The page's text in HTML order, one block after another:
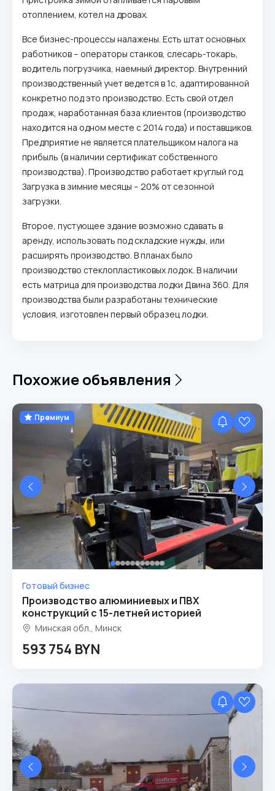
отоплением, котел на дровах.
Все бизнес-процессы налажены. Есть штат основных
работников – операторы станков, слесарь-токарь,
водитель погрузчика, наемный директор. Внутренний
производственный учет ведется в 1с, адаптированной
конкретно под это производство. Есть свой отдел
продаж, наработанная база клиентов (производство
находится на одном месте с 2014 года) и поставщиков.
Предприятие не является плательщиком налога на
прибыль (в наличии сертификат собственного
производства). Производство работает круглый год.
Загрузка в зимние месяцы – 20% от сезонной
загрузки.
Второе, пустующее здание возможно сдавать в
аренду, использовать под складские нужды, или
расширять производство. В планах было
производство стеклопластиковых лодок. В наличии
есть матрица для производства лодки Двина 360. Для
производства были разработаны технические
условия, изготовлен первый образец лодки.
Похожие объявления
Премиум
Готовый бизнес
Производство алюминиевых и ПВХ
конструкций с 15-летней историей
Минская обл., Минск
593 754 BYN